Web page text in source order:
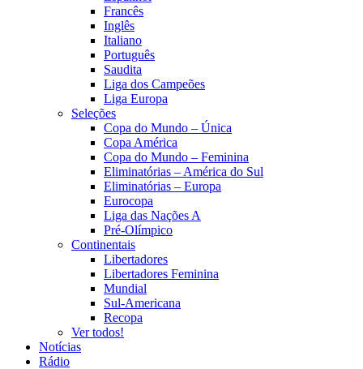
Francês
Inglês
Italiano
Português
Saudita
Liga dos Campeões
Liga Europa
Seleções
Copa do Mundo – Única
Copa América
Copa do Mundo – Feminina
Eliminatórias – América do Sul
Eliminatórias – Europa
Eurocopa
Liga das Nações A
Pré-Olímpico
Continentais
Libertadores
Libertadores Feminina
Mundial
Sul-Americana
Recopa
Ver todos!
Notícias
Rádio